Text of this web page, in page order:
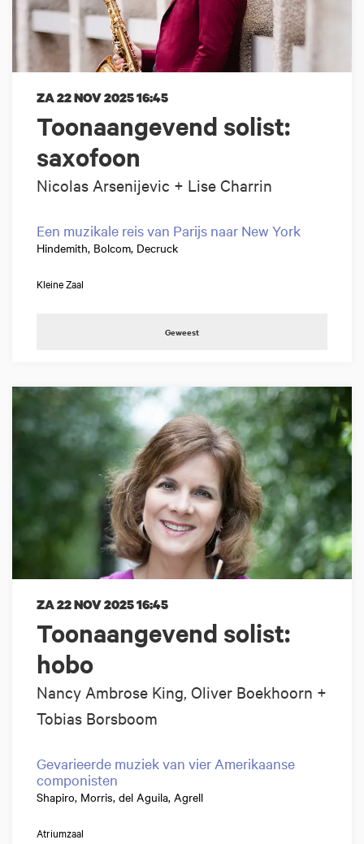
Toonaangevend solist:
saxofoon
Nicolas Arsenijevic + Lise Charrin
ZA 22 NOV 202516:45
Een muzikale reis van Parijs naar New York
Hindemith, Bolcom, Decruck
Kleine Zaal
Geweest
Toonaangevend solist:
hobo
Nancy Ambrose King, Oliver Boekhoorn +
Tobias Borsboom
ZA 22 NOV 202516:45
Gevarieerde muziek van vier Amerikaanse
componisten
Shapiro, Morris, del Aguila, Agrell
Atriumzaal